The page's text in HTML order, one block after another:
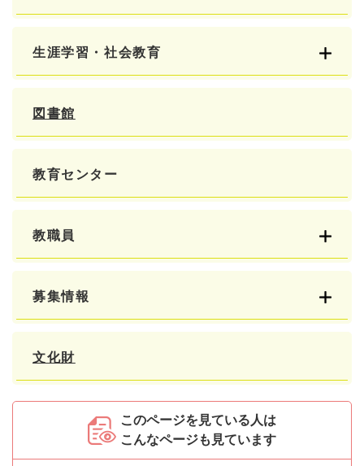
生涯学習・社会教育
図書館
教育センター
教職員
募集情報
文化財
このページを見ている人は
こんなページも見ています